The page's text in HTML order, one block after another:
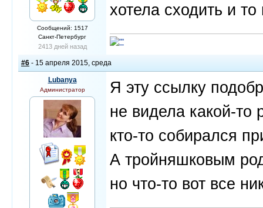
Сообщений: 1517
Санкт-Петербург
2413 дней назад
хотела сходить и
#6 - 15 апреля 2015, среда
Lubanya
Администратор
Я эту ссылку
не видела какой-то
кто-то собирался
А тройняшковым
но что-то вот все